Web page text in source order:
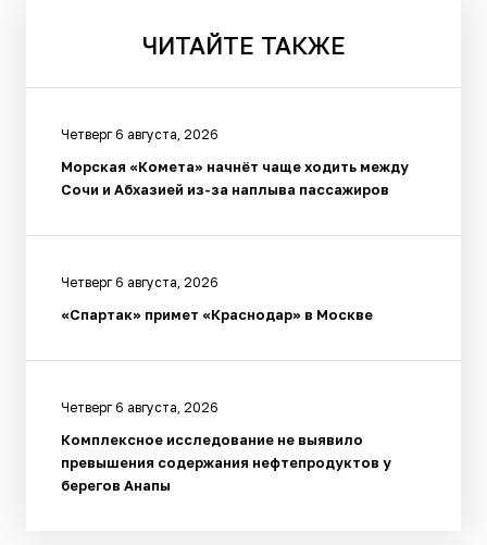
ЧИТАЙТЕ ТАКЖЕ
Четверг 6 августа, 2026
Морская «Комета» начнёт чаще ходить между
Сочи и Абхазией из-за наплыва пассажиров
Четверг 6 августа, 2026
«Спартак» примет «Краснодар» в Москве
Четверг 6 августа, 2026
Комплексное исследование не выявило
превышения содержания нефтепродуктов у
берегов Анапы